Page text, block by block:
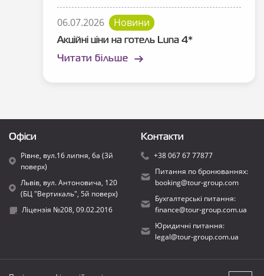
06.07.2026 Новини
Акційні ціни на готель Luna 4*
Читати більше
Офіси
Рівне, вул.16 липня, 6а (3й
поверх)
Львів, вул. Антоновича, 120
(БЦ "Вертикаль", 5й поверх)
Ліцензія №208, 09.02.2016
Контакти
+38 067 67 77877
Питання по бронюваннях:
booking@tour-group.com
Бухгалтерські питання:
finance@tour-group.com.ua
Юридичні питання:
legal@tour-group.com.ua